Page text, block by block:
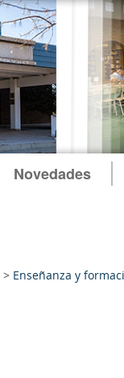
Novedades
> Enseñanza y